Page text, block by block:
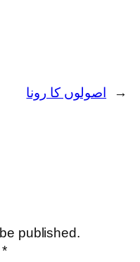
اصولوں کا رونا →
published.
*